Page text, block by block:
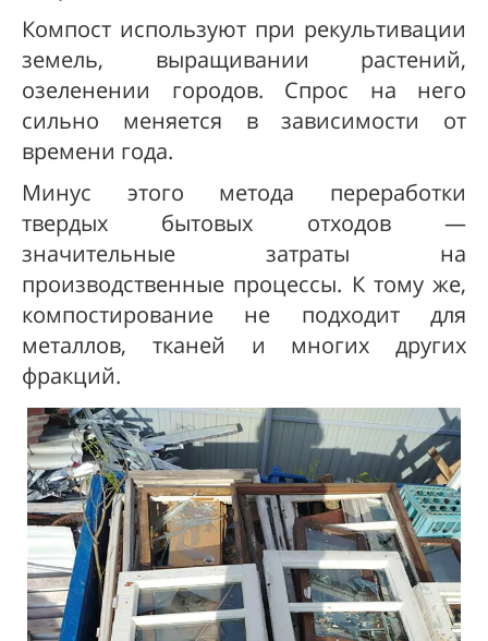
Компост используют при рекультивации
земель, выращивании растений,
озеленении городов. Спрос на него
сильно меняется в зависимости от
времени года.
Минус этого метода переработки
твердых бытовых отходов —
значительные затраты на
производственные процессы. К тому же,
компостирование не подходит для
металлов, тканей и многих других
фракций.